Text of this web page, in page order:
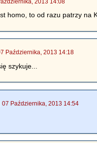
2013 14:08
homo, to od razu patrzy na
Października, 2013 14:18
szykuje...
07 Października, 2013 14:54